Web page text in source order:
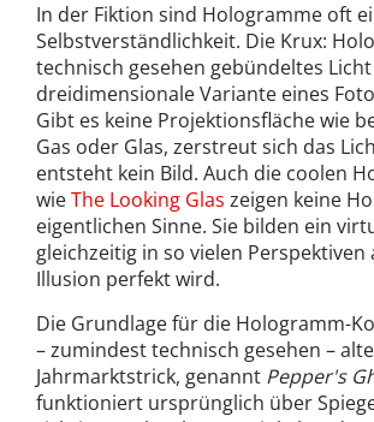
In der Fiktion sind Hologramme oft
Selbstverständlichkeit. Die Krux:
technisch gesehen gebündeltes
dreidimensionale Variante eines
Gibt es keine Projektionsfläche wie
Gas oder Glas, zerstreut sich das
entsteht kein Bild. Auch die coolen
wieThe Looking Glas zeigen keine
eigentlichen Sinne. Sie bilden ein
gleichzeitig in so vielen Perspektiven
Illusion perfekt wird.
Die Grundlage für die Hologramm-
– zumindest technisch gesehen –
Jahrmarktstrick, genannt Pepper's
funktioniert ursprünglich über